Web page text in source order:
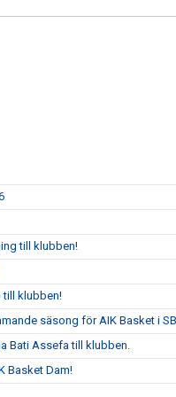
till klubben!
till klubben!
säsong för AIK Basket i
Bati Assefa till klubben.
Basket Dam!